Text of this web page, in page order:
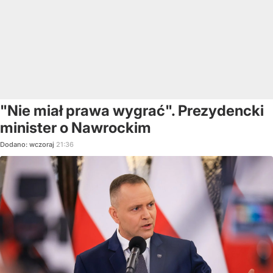
"Nie miał prawa wygrać". Prezydencki
minister o Nawrockim
Dodano: wczoraj 21:36